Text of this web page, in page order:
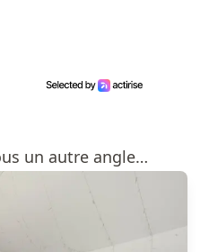
un autre angle…